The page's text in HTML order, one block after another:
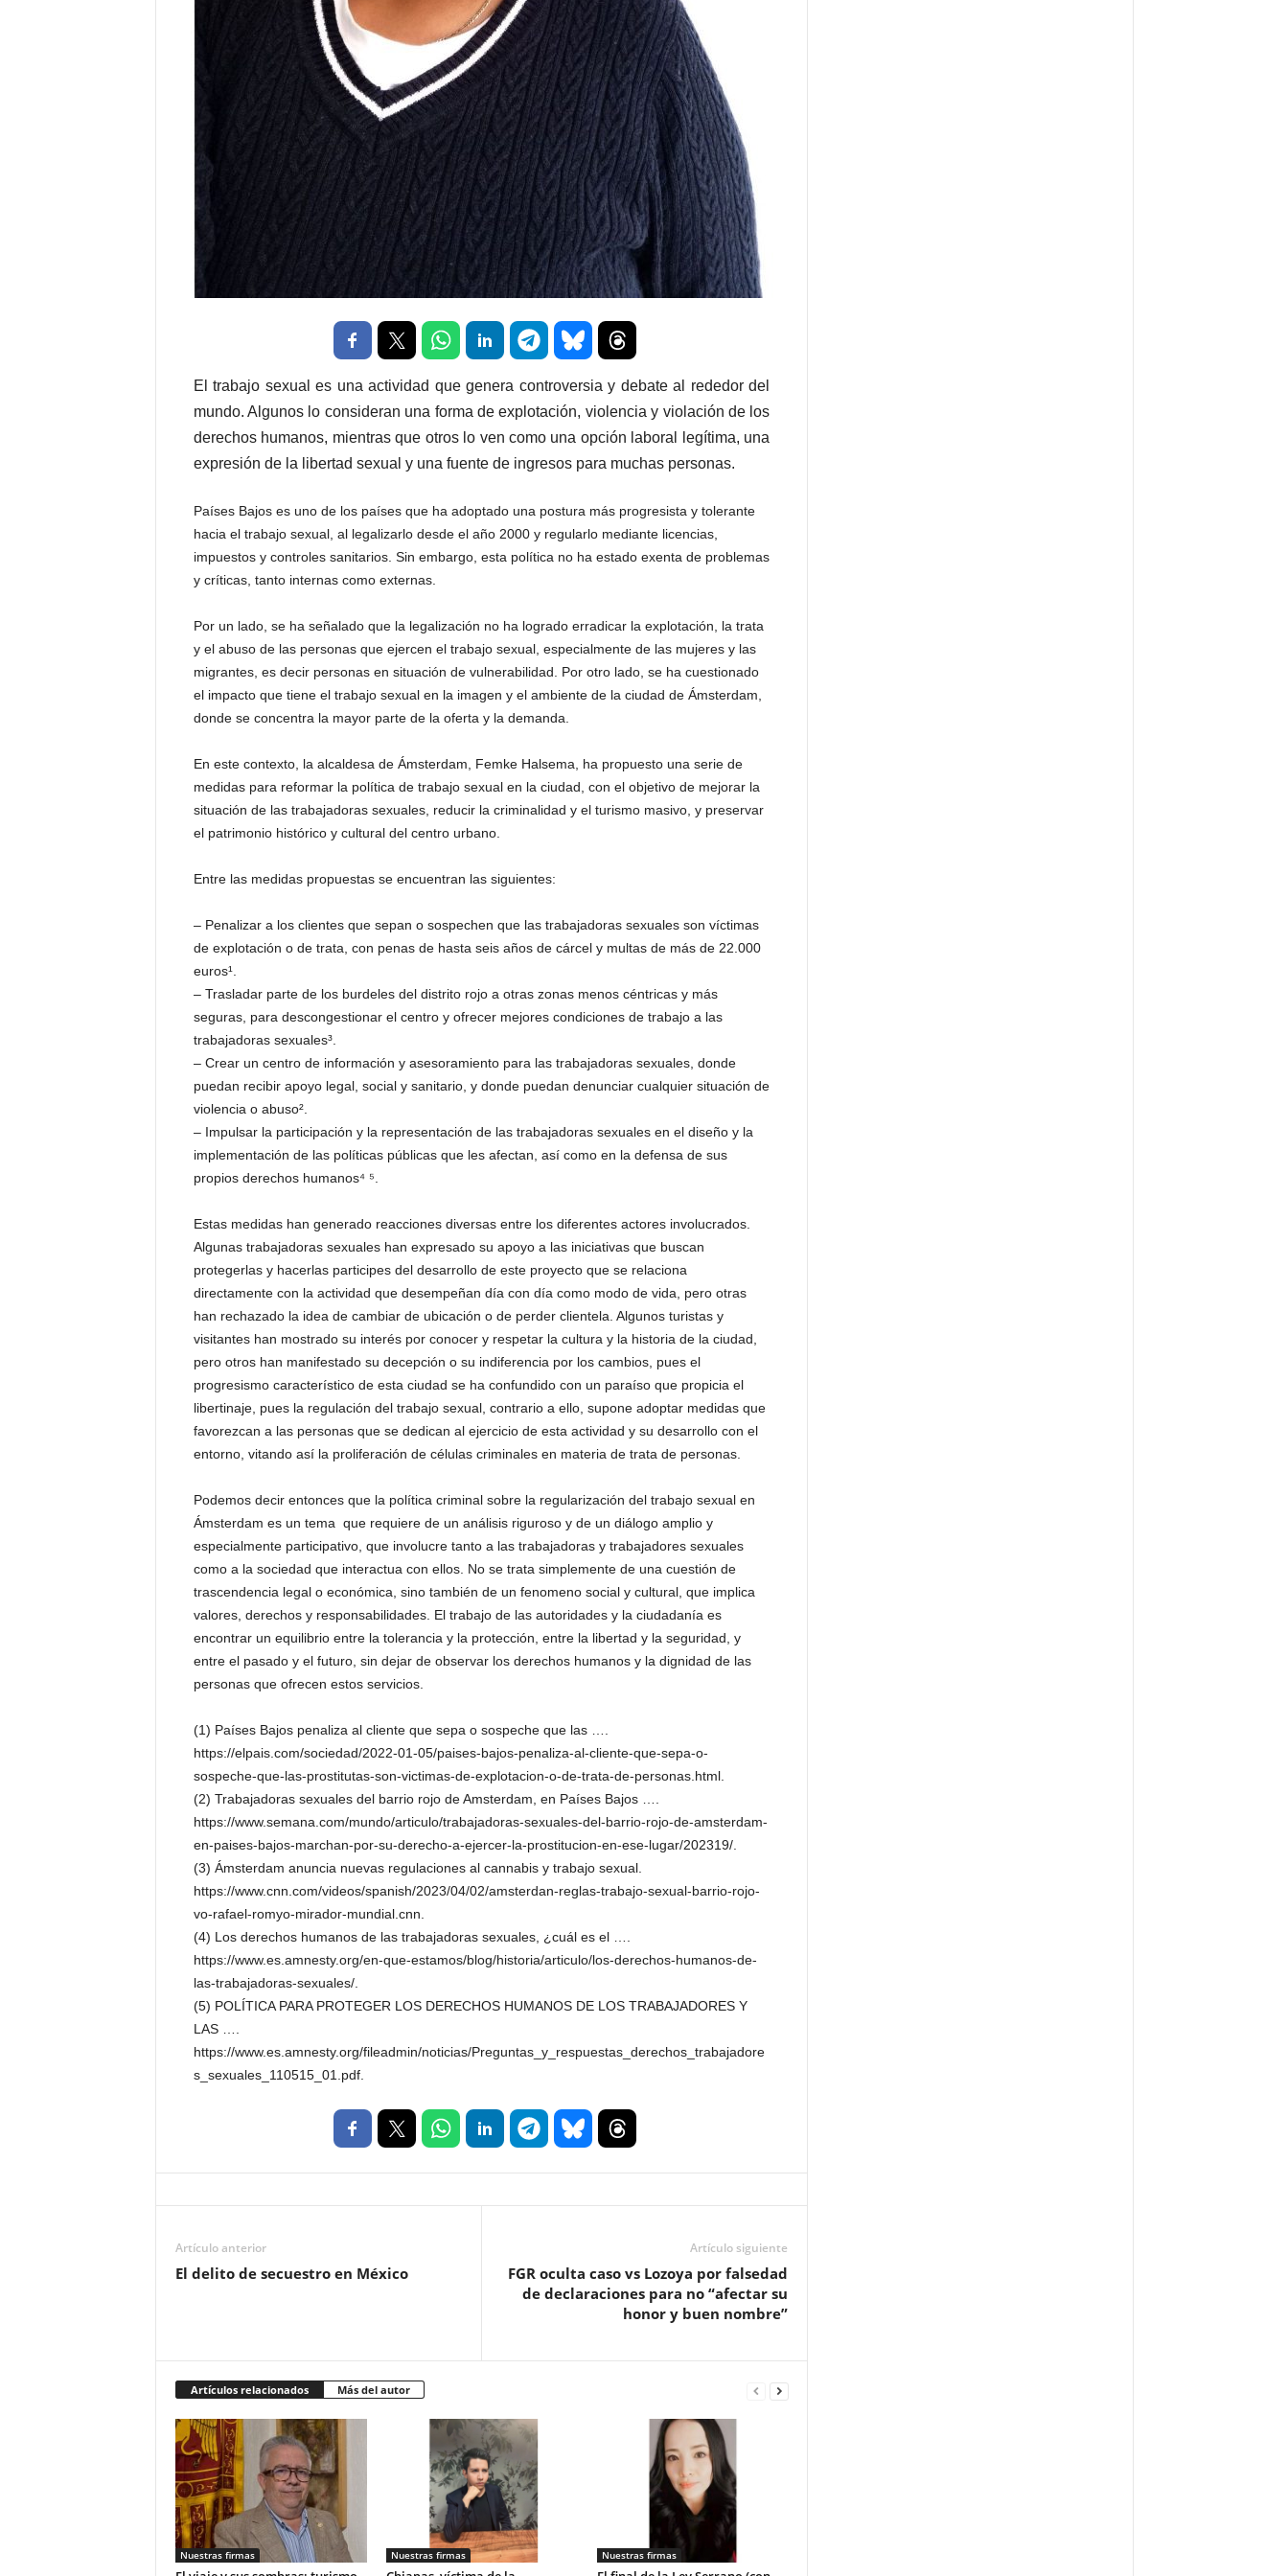
El trabajo sexual es una actividad que genera controversia y debate al rededor del
mundo. Algunos lo consideran una forma de explotación, violencia y violación de los
derechos humanos, mientras que otros lo ven como una opción laboral legítima, una
expresión de la libertad sexual y una fuente de ingresos para muchas personas.
Países Bajos es uno de los países que ha adoptado una postura más progresista y tolerante
hacia el trabajo sexual, al legalizarlo desde el año 2000 y regularlo mediante licencias,
impuestos y controles sanitarios. Sin embargo, esta política no ha estado exenta de problemas
y críticas, tanto internas como externas.
Por un lado, se ha señalado que la legalización no ha logrado erradicar la explotación, la trata
y el abuso de las personas que ejercen el trabajo sexual, especialmente de las mujeres y las
migrantes, es decir personas en situación de vulnerabilidad. Por otro lado, se ha cuestionado
el impacto que tiene el trabajo sexual en la imagen y el ambiente de la ciudad de Ámsterdam,
donde se concentra la mayor parte de la oferta y la demanda.
En este contexto, la alcaldesa de Ámsterdam, Femke Halsema, ha propuesto una serie de
medidas para reformar la política de trabajo sexual en la ciudad, con el objetivo de mejorar la
situación de las trabajadoras sexuales, reducir la criminalidad y el turismo masivo, y preservar
el patrimonio histórico y cultural del centro urbano.
Entre las medidas propuestas se encuentran las siguientes:
– Penalizar a los clientes que sepan o sospechen que las trabajadoras sexuales son víctimas
de explotación o de trata, con penas de hasta seis años de cárcel y multas de más de 22.000
euros¹.
– Trasladar parte de los burdeles del distrito rojo a otras zonas menos céntricas y más
seguras, para descongestionar el centro y ofrecer mejores condiciones de trabajo a las
trabajadoras sexuales³.
– Crear un centro de información y asesoramiento para las trabajadoras sexuales, donde
puedan recibir apoyo legal, social y sanitario, y donde puedan denunciar cualquier situación de
violencia o abuso².
– Impulsar la participación y la representación de las trabajadoras sexuales en el diseño y la
implementación de las políticas públicas que les afectan, así como en la defensa de sus
propios derechos humanos⁴ ⁵.
Estas medidas han generado reacciones diversas entre los diferentes actores involucrados.
Algunas trabajadoras sexuales han expresado su apoyo a las iniciativas que buscan
protegerlas y hacerlas participes del desarrollo de este proyecto que se relaciona
directamente con la actividad que desempeñan día con día como modo de vida, pero otras
han rechazado la idea de cambiar de ubicación o de perder clientela. Algunos turistas y
visitantes han mostrado su interés por conocer y respetar la cultura y la historia de la ciudad,
pero otros han manifestado su decepción o su indiferencia por los cambios, pues el
progresismo característico de esta ciudad se ha confundido con un paraíso que propicia el
libertinaje, pues la regulación del trabajo sexual, contrario a ello, supone adoptar medidas que
favorezcan a las personas que se dedican al ejercicio de esta actividad y su desarrollo con el
entorno, vitando así la proliferación de células criminales en materia de trata de personas.
Podemos decir entonces que la política criminal sobre la regularización del trabajo sexual en
Ámsterdam es un tema que requiere de un análisis riguroso y de un diálogo amplio y
especialmente participativo, que involucre tanto a las trabajadoras y trabajadores sexuales
como a la sociedad que interactua con ellos. No se trata simplemente de una cuestión de
trascendencia legal o económica, sino también de un fenomeno social y cultural, que implica
valores, derechos y responsabilidades. El trabajo de las autoridades y la ciudadanía es
encontrar un equilibrio entre la tolerancia y la protección, entre la libertad y la seguridad, y
entre el pasado y el futuro, sin dejar de observar los derechos humanos y la dignidad de las
personas que ofrecen estos servicios.
(1) Países Bajos penaliza al cliente que sepa o sospeche que las ….
https://elpais.com/sociedad/2022-01-05/paises-bajos-penaliza-al-cliente-que-sepa-o-
sospeche-que-las-prostitutas-son-victimas-de-explotacion-o-de-trata-de-personas.html.
(2) Trabajadoras sexuales del barrio rojo de Amsterdam, en Países Bajos ….
https://www.semana.com/mundo/articulo/trabajadoras-sexuales-del-barrio-rojo-de-amsterdam-
en-paises-bajos-marchan-por-su-derecho-a-ejercer-la-prostitucion-en-ese-lugar/202319/.
(3) Ámsterdam anuncia nuevas regulaciones al cannabis y trabajo sexual.
https://www.cnn.com/videos/spanish/2023/04/02/amsterdan-reglas-trabajo-sexual-barrio-rojo-
vo-rafael-romyo-mirador-mundial.cnn.
(4) Los derechos humanos de las trabajadoras sexuales, ¿cuál es el ….
https://www.es.amnesty.org/en-que-estamos/blog/historia/articulo/los-derechos-humanos-de-
las-trabajadoras-sexuales/.
(5) POLÍTICA PARA PROTEGER LOS DERECHOS HUMANOS DE LOS TRABAJADORES Y
LAS ….
https://www.es.amnesty.org/fileadmin/noticias/Preguntas_y_respuestas_derechos_trabajadore
s_sexuales_110515_01.pdf.
Artículo anterior
El delito de secuestro en México
Artículo siguiente
FGR oculta caso vs Lozoya por falsedad
de declaraciones para no “afectar su
honor y buen nombre”
Artículos relacionados Más del autor
Nuestras firmas Nuestras firmas Nuestras firmas